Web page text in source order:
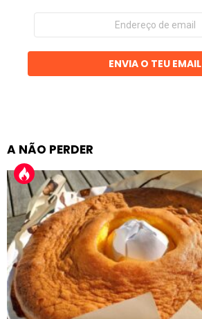
Endereço
email
ENVIA O TEU EMAIL
A NÃO PERDER